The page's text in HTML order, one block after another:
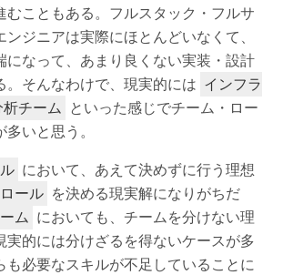
むこともある。フルスタック・フルサ
ジニアは実際にほとんどいなくて、
になって、あまり良くない実装・設計
。そんなわけで、現実的には インフラ
チーム
といった感じでチーム・ロー
いと思う。
において、あえて決めずに行う理想
ロール を決める現実解になりがちだ
ム においても、チームを分けない理
実的には分けざるを得ないケースが多
も必要なスキルが不足していることに